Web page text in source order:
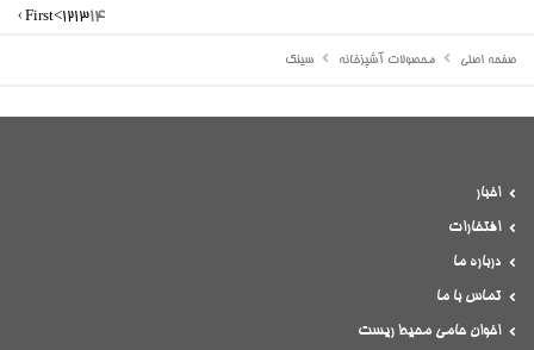
‹ First<121314
صفحه اصلی محصولات آشپزخانه سینک
اخبار
افتخارات
درباره ما
تماس با ما
اخوان حامی محیط ریست